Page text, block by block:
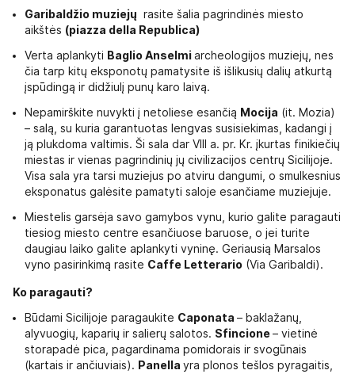
Garibaldžio muziejų rasite šalia pagrindinės miesto
aikštės (piazza della Republica)
Verta aplankyti Baglio Anselmiarcheologijos muziejų, nes
čia tarp kitų eksponotų pamatysite iš išlikusių dalių atkurtą
įspūdingą ir didžiulį punų karo laivą.
Nepamirškite nuvykti į netoliese esančią Mocija (it. Mozia)
– salą, su kuria garantuotas lengvas susisiekimas, kadangi į
ją plukdoma valtimis. Ši sala dar VIII a. pr. Kr. įkurtas finikiečių
miestas ir vienas pagrindinių jų civilizacijos centrų Sicilijoje.
Visa sala yra tarsi muziejus po atviru dangumi, o smulkesnius
eksponatus galėsite pamatyti saloje esančiame muziejuje.
Miestelis garsėja savo gamybos vynu, kurio galite paragauti
tiesiog miesto centre esančiuose baruose, o jei turite
daugiau laiko galite aplankyti vyninę. Geriausią Marsalos
vyno pasirinkimą rasite Caffe Letterario (Via Garibaldi).
Ko paragauti?
Būdami Sicilijoje paragaukite Caponata – baklažanų,
alyvuogių, kaparių ir salierų salotos. Sfincione– vietinė
storapadė pica, pagardinama pomidorais ir svogūnais
(kartais ir ančiuviais). Panella yra plonos tešlos pyragaitis,